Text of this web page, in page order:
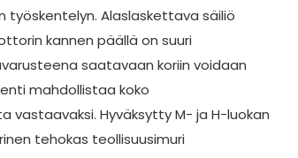
Alaslaskettava säiliö
kannen päällä on suuri
saatavaan koriin voidaan
mahdollistaa koko
vastaavaksi. Hyväksytty M- ja H-luokan
tehokas teollisuusimuri